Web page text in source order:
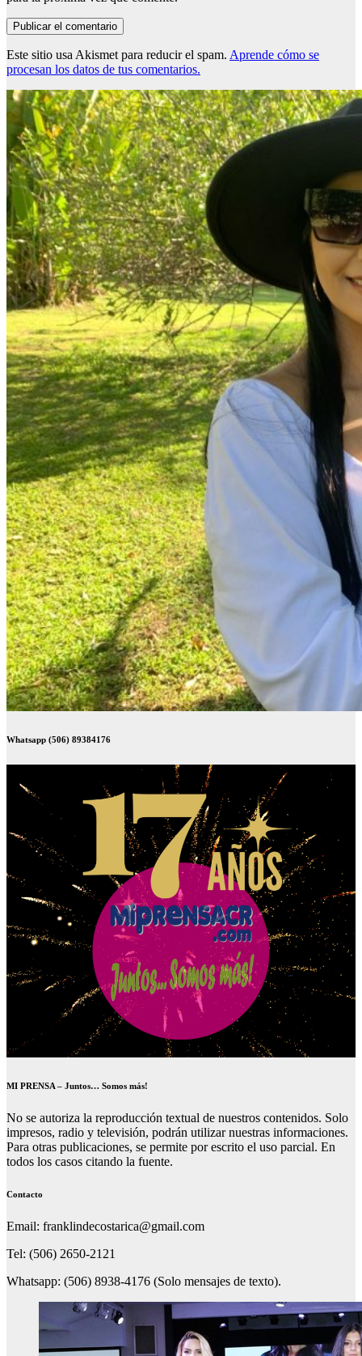
Este sitio usa Akismet para reducir el spam. Aprende cómo se
procesan los datos de tus comentarios.
Whatsapp (506) 89384176
MI PRENSA – Juntos… Somos más!
No se autoriza la reproducción textual de nuestros contenidos. Solo
impresos, radio y televisión, podrán utilizar nuestras informaciones.
Para otras publicaciones, se permite por escrito el uso parcial. En
todos los casos citando la fuente.
Contacto
Email: franklindecostarica@gmail.com
Tel: (506) 2650-2121
Whatsapp: (506) 8938-4176 (Solo mensajes de texto).